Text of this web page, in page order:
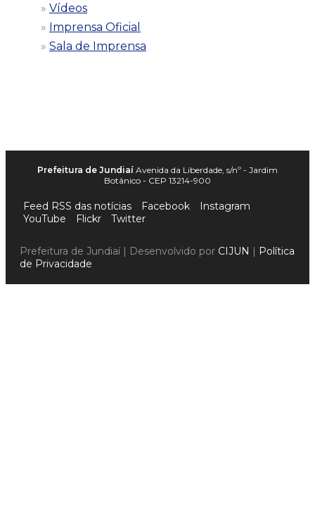
Vídeos
Imprensa Oficial
Sala de Imprensa
Prefeitura de Jundiaí Avenida da Liberdade, s/nº - Jardim
Botânico - CEP 13214-900
Feed RSS das notícias Facebook
Instagram
YouTube
Flickr Twitter
Prefeitura de Jundiaí | Desenvolvido por CIJUN | Política
de Privacidade